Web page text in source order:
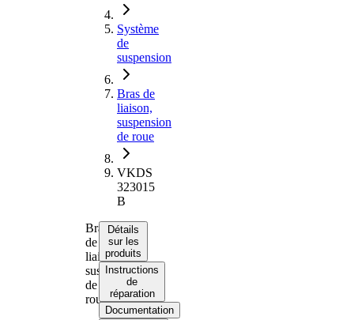
Système
de
suspension
Bras de
liaison,
suspension
de roue
VKDS
323015
B
Bras
de
liaison,
suspension
de
roue
Détails
sur les
produits
Instructions
de
réparation
Documentation